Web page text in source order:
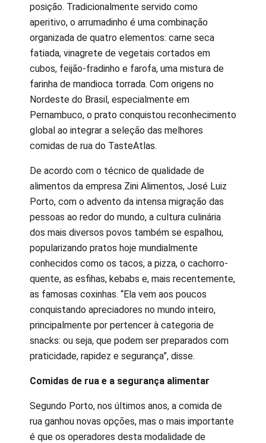
posição. Tradicionalmente servido como
aperitivo, o arrumadinho é uma combinação
organizada de quatro elementos: carne seca
fatiada, vinagrete de vegetais cortados em
cubos, feijão-fradinho e farofa, uma mistura de
farinha de mandioca torrada. Com origens no
Nordeste do Brasil, especialmente em
Pernambuco, o prato conquistou reconhecimento
global ao integrar a seleção das melhores
comidas de rua do TasteAtlas.
De acordo com o técnico de qualidade de
alimentos da empresa Zini Alimentos, José Luiz
Porto, com o advento da intensa migração das
pessoas ao redor do mundo, a cultura culinária
dos mais diversos povos também se espalhou,
popularizando pratos hoje mundialmente
conhecidos como os tacos, a pizza, o cachorro-
quente, as esfihas, kebabs e, mais recentemente,
as famosas coxinhas. “Ela vem aos poucos
conquistando apreciadores no mundo inteiro,
principalmente por pertencer à categoria de
snacks: ou seja, que podem ser preparados com
praticidade, rapidez e segurança”, disse.
Comidas de rua e a segurança alimentar
Segundo Porto, nos últimos anos, a comida de
rua ganhou novas opções, mas o mais importante
é que os operadores desta modalidade de